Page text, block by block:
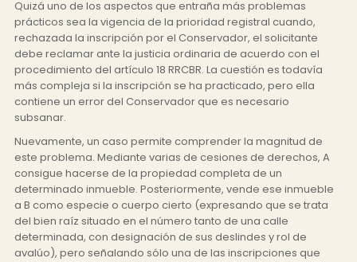
Quizá uno de los aspectos que entraña más problemas
prácticos sea la vigencia de la prioridad registral cuando,
rechazada la inscripción por el Conservador, el solicitante
debe reclamar ante la justicia ordinaria de acuerdo con el
procedimiento del artículo 18 RRCBR. La cuestión es todavía
más compleja si la inscripción se ha practicado, pero ella
contiene un error del Conservador que es necesario
subsanar.
Nuevamente, un caso permite comprender la magnitud de
este problema. Mediante varias de cesiones de derechos, A
consigue hacerse de la propiedad completa de un
determinado inmueble. Posteriormente, vende ese inmueble
a B como especie o cuerpo cierto (expresando que se trata
del bien raíz situado en el número tanto de una calle
determinada, con designación de sus deslindes y rol de
avalúo), pero señalando sólo una de las inscripciones que